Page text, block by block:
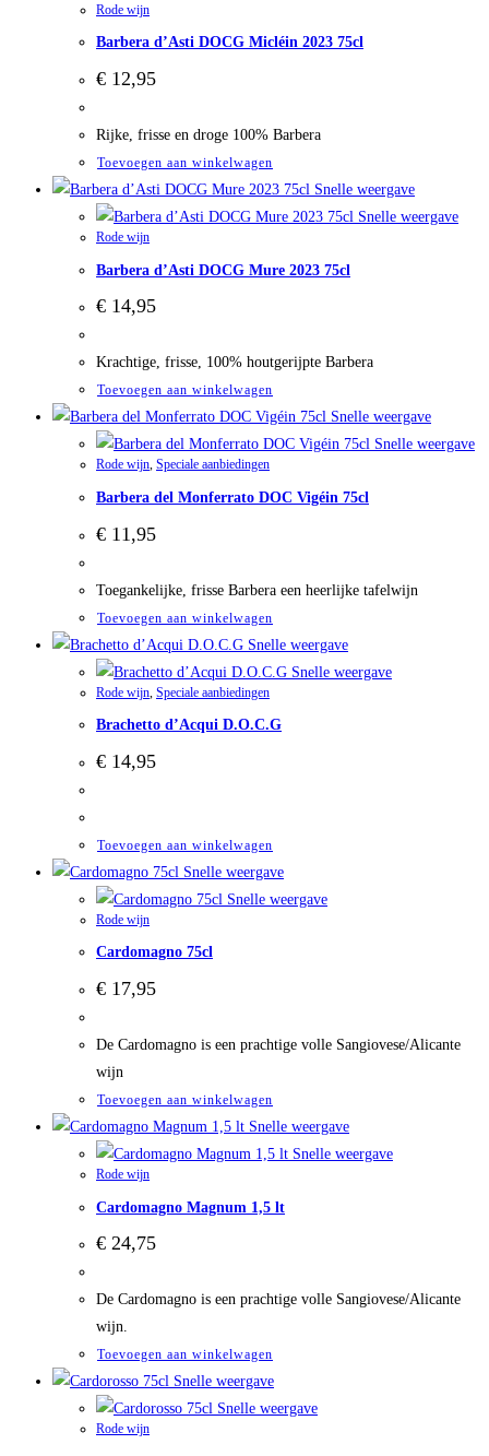
Rode wijn
Barbera d’Asti DOCG Micléin 2023 75cl
€ 12,95
Rijke, frisse en droge 100% Barbera
Toevoegen aan winkelwagen
Snelle weergave
Snelle weergave
Rode wijn
Barbera d’Asti DOCG Mure 2023 75cl
€ 14,95
Krachtige, frisse, 100% houtgerijpte Barbera
Toevoegen aan winkelwagen
Snelle weergave
Snelle weergave
Rode wijn, Speciale aanbiedingen
Barbera del Monferrato DOC Vigéin 75cl
€ 11,95
Toegankelijke, frisse Barbera een heerlijke tafelwijn
Toevoegen aan winkelwagen
Snelle weergave
Snelle weergave
Rode wijn Speciale aanbiedingen
Brachetto d’Acqui D.O.C.G
€ 14,95
Toevoegen aan winkelwagen
Snelle weergave
Snelle weergave
Rode wijn
Cardomagno 75cl
€ 17,95
De Cardomagno is een prachtige volle Sangiovese/Alicante
wijn
Toevoegen aan winkelwagen
Snelle weergave
Snelle weergave
Rode wijn
Cardomagno Magnum 1,5 lt
€ 24,75
De Cardomagno is een prachtige volle Sangiovese/Alicante
wijn.
Toevoegen aan winkelwagen
Snelle weergave
Snelle weergave
Rode wijn